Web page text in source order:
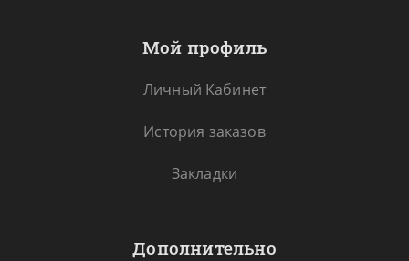
Мой профиль
Личный Кабинет
История заказов
Закладки
Дополнительно